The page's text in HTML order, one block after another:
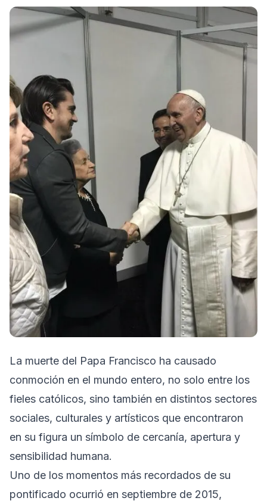
La muerte del Papa Francisco ha causado
conmoción en el mundo entero, no solo entre los
fieles católicos, sino también en distintos sectores
sociales, culturales y artísticos que encontraron
en su figura un símbolo de cercanía, apertura y
sensibilidad humana.
Uno de los momentos más recordados de su
pontificado ocurrió en septiembre de 2015,